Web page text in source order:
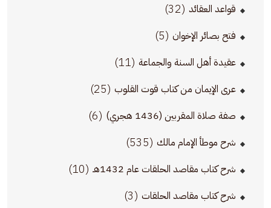
قواعد العقائد (32)
فتح بصائر الإخوان (5)
عقيدة أهل السنة والجماعة (11)
عرى الإيمان من كتاب قوت القلوب (25)
صفة صلاة المقربين (1436 هجري) (6)
شرح موطأ الإمام مالك (535)
شرح كتاب مقاصد الحلقات عام 1432هـ (10)
شرح كتاب مقاصد الحلقات (3)